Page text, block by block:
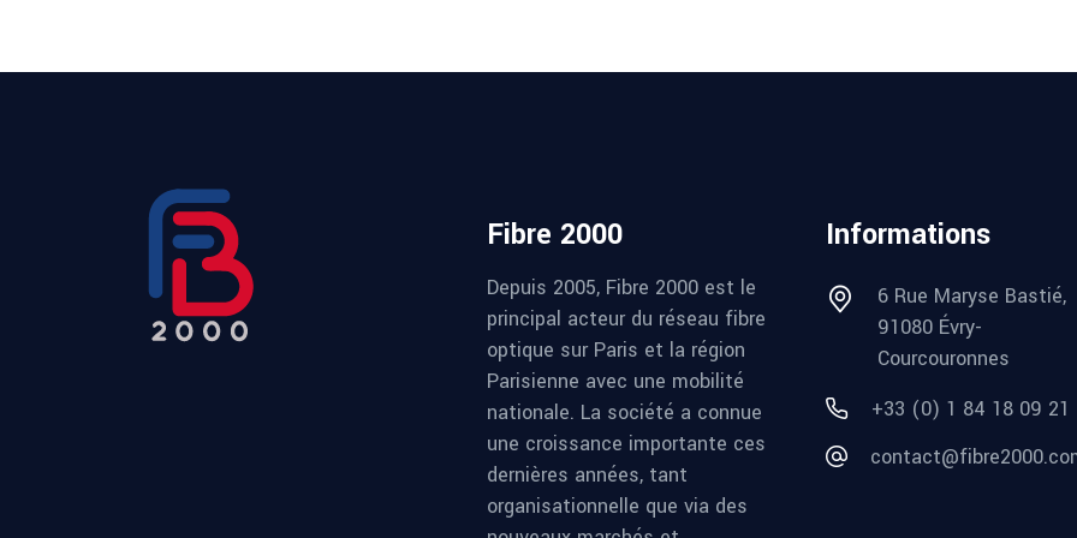
Fibre 2000
Depuis 2005, Fibre 2000 est le
principal acteur du réseau fibre
optique sur Paris et la région
Parisienne avec une mobilité
nationale. La société a connue
une croissance importante ces
dernières années, tant
organisationnelle que via des
Informations
6 Rue Maryse Bastié,
91080 Évry-
Courcouronnes
+33 (0) 1 84 18 09 21